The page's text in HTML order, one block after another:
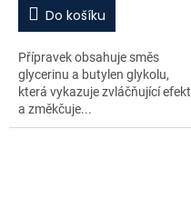
Do košíku
Přípravek obsahuje směs
glycerinu a butylen glykolu,
která vykazuje zvláčňující efekt
a změkčuje...